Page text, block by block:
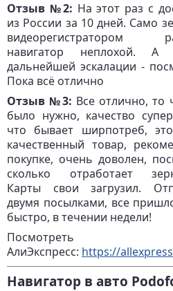
Отзыв №2: На этот раз с
из России за 10 дней. Само
видеорегистратором
навигатор неплохой.
дальнейшей эскалации -
Пока всё отлично
Отзыв №3: Все отлично, то
было нужно, качество
что бывает ширпотреб,
качественный товар,
покупке, очень доволен,
сколько отработает
Карты свои загрузил.
двумя посылками, все
быстро, в течении недели!
АлиЭкспресс: https://
Навигатор в авто